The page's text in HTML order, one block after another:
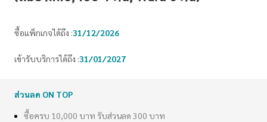
ซื้อแพ็กเกจได้ถึง :31/12/2026
เข้ารับบริการได้ถึง :31/01/2027
ส่วนลด ON TOP
ซื้อครบ 10,000 บาท รับส่วนลด 300 บาท